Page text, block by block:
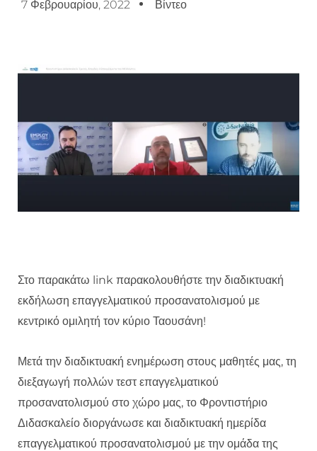
7 Φεβρουαρίου, 2022 Βίντεο
Στο παρακάτω link παρακολουθήστε την διαδικτυακή
εκδήλωση επαγγελματικού προσανατολισμού με
κεντρικό ομιλητή τον κύριο Ταουσάνη!
Μετά την διαδικτυακή ενημέρωση στους μαθητές μας, τη
διεξαγωγή πολλών τεστ επαγγελματικού
προσανατολισμού στο χώρο μας, το Φροντιστήριο
Διδασκαλείο διοργάνωσε και διαδικτυακή ημερίδα
επαγγελματικού προσανατολισμού με την ομάδα της